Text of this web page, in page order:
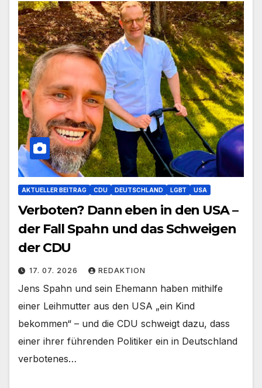
AKTUELLER BEITRAG CDU DEUTSCHLAND LGBT USA
Verboten? Dann eben in den USA –
der Fall Spahn und das Schweigen
der CDU
17. 07. 2026 REDAKTION
Jens Spahn und sein Ehemann haben mithilfe
einer Leihmutter aus den USA „ein Kind
bekommen“ – und die CDU schweigt dazu, dass
einer ihrer führenden Politiker ein in Deutschland
verbotenes…